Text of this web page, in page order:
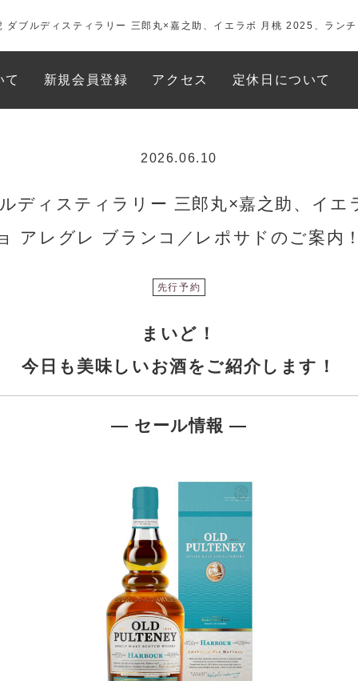
ダブルディスティラリー 三郎丸×嘉之助、イエラボ 月桃 2025、ラン
て 新規会員登録 アクセス 定休日について
2026.06.10
ディスティラリー 三郎丸×嘉之助、イ
ョ アレグレ ブランコ／レポサドのご案内！
先行予約
まいど！
今日も美味しいお酒をご紹介します！
― セール情報 ―